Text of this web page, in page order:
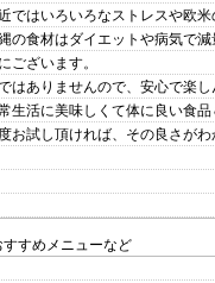
ではいろいろなストレスや欧
の食材はダイエットや病気で
ございます。
はありませんので、安心で楽し
生活に美味しくて体に良い食
お試し頂ければ、その良さがわ